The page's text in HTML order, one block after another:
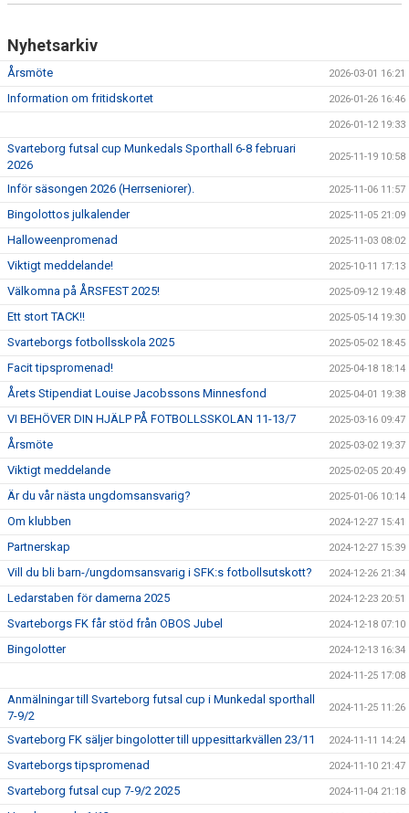
Nyhetsarkiv
Årsmöte 2026-03-01 16:21
Information om fritidskortet 2026-01-26 16:46
2026-01-12 19:33
Svarteborg futsal cup Munkedals Sporthall 6-8 februari
2026
2025-11-19 10:58
Inför säsongen 2026 (Herrseniorer). 2025-11-06 11:57
Bingolottos julkalender 2025-11-05 21:09
Halloweenpromenad 2025-11-03 08:02
Viktigt meddelande! 2025-10-11 17:13
Välkomna på ÅRSFEST 2025! 2025-09-12 19:48
Ett stort TACK!! 2025-05-14 19:30
Svarteborgs fotbollsskola 2025 2025-05-02 18:45
Facit tipspromenad! 2025-04-18 18:14
Årets Stipendiat Louise Jacobssons Minnesfond 2025-04-01 19:38
VI BEHÖVER DIN HJÄLP PÅ FOTBOLLSSKOLAN 11-13/7 2025-03-16 09:47
Årsmöte 2025-03-02 19:37
Viktigt meddelande 2025-02-05 20:49
Är du vår nästa ungdomsansvarig? 2025-01-06 10:14
Om klubben 2024-12-27 15:41
Partnerskap 2024-12-27 15:39
Vill du bli barn-/ungdomsansvarig i SFK:s fotbollsutskott? 2024-12-26 21:34
Ledarstaben för damerna 2025 2024-12-23 20:51
Svarteborgs FK får stöd från OBOS Jubel 2024-12-18 07:10
Bingolotter 2024-12-13 16:34
2024-11-25 17:08
Anmälningar till Svarteborg futsal cup i Munkedal sporthall
7-9/2
2024-11-25 11:26
Svarteborg FK säljer bingolotter till uppesittarkvällen 23/11 2024-11-11 14:24
Svarteborgs tipspromenad 2024-11-10 21:47
Svarteborg futsal cup 7-9/2 2025 2024-11-04 21:18